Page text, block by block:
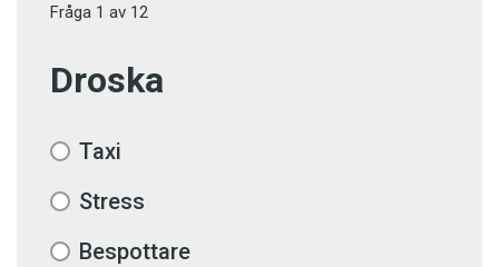
Fråga 1 av 12
Droska
Taxi
Stress
Bespottare